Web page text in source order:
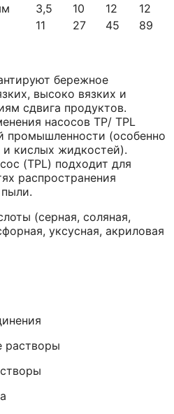
3,5 10 12
12
11 27 45 89
бережное
высоко вязких и
сдвига продуктов.
насосов TP/ TPL
промышленности (особенно
и кислых жидкостей).
(TPL) подходит для
распространения
(серная, соляная,
уксусная, акриловая